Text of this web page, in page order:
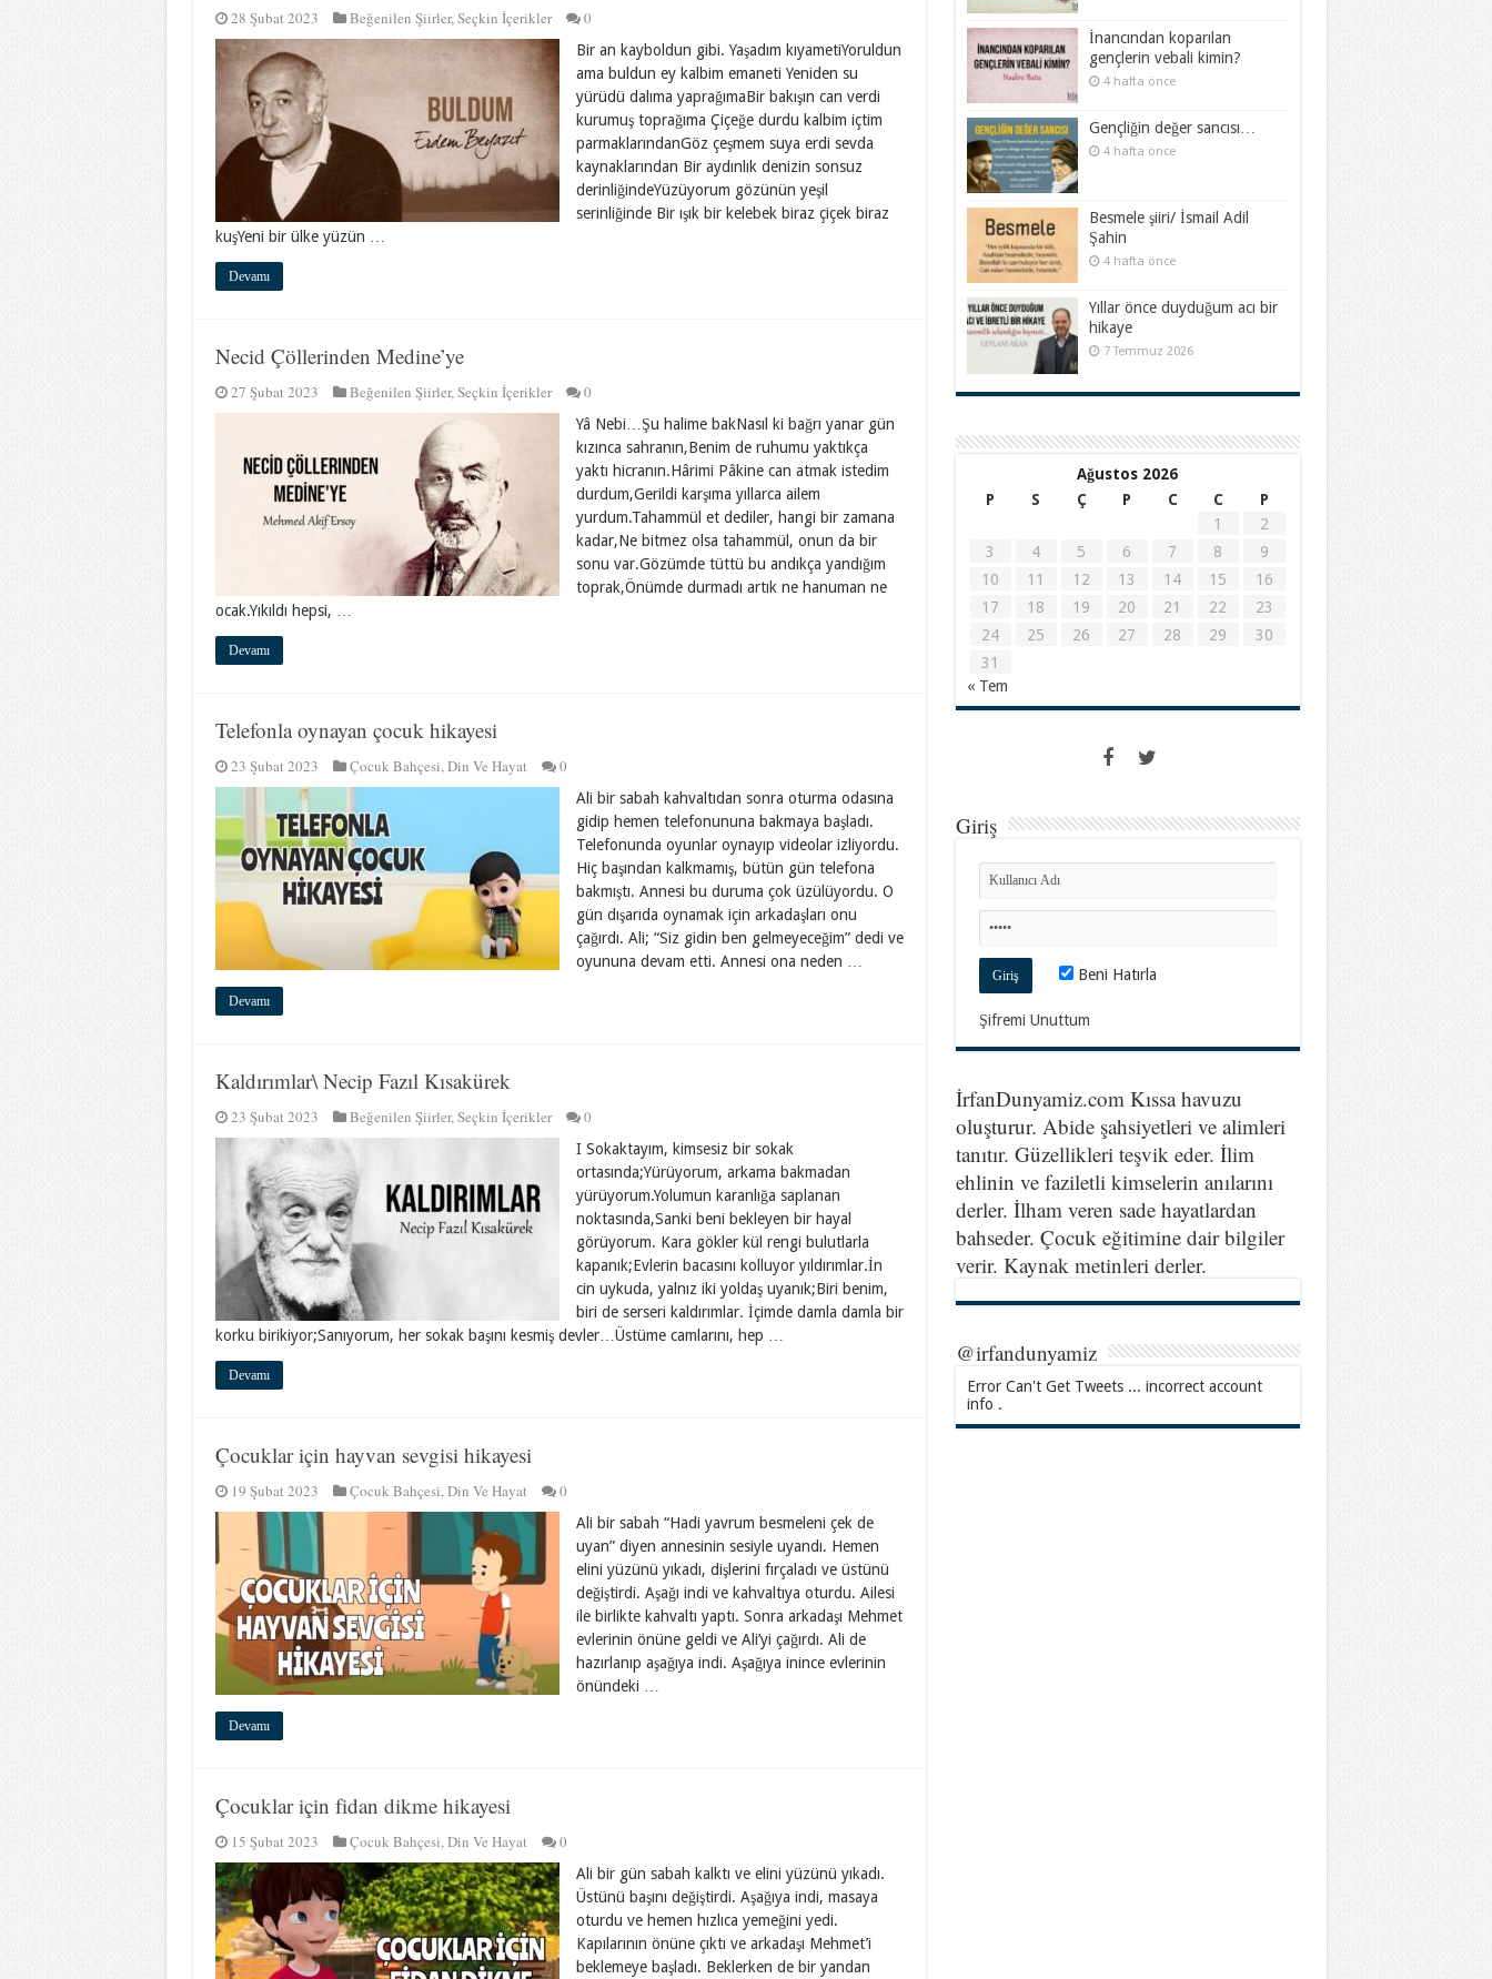
28 Şubat 2023 Beğenilen Şiirler,Seçkin İçerikler 0
Bir an kayboldun gibi. Yaşadım kıyametiYoruldun
ama buldun ey kalbim emaneti Yeniden su
yürüdü dalıma yaprağımaBir bakışın can verdi
kurumuş toprağıma Çiçeğe durdu kalbim içtim
parmaklarındanGöz çeşmem suya erdi sevda
kaynaklarından Bir aydınlık denizin sonsuz
derinliğindeYüzüyorum gözünün yeşil
serinliğinde Bir ışık bir kelebek biraz çiçek biraz
kuşYeni bir ülke yüzün …
Devamı
Necid Çöllerinden Medine’ye
27 Şubat 2023 Beğenilen Şiirler,Seçkin İçerikler 0
Yâ Nebi…Şu halime bakNasıl ki bağrı yanar gün
kızınca sahranın,Benim de ruhumu yaktıkça
yaktı hicranın.Hârimi Pâkine can atmak istedim
durdum,Gerildi karşıma yıllarca ailem
yurdum.Tahammül et dediler, hangi bir zamana
kadar,Ne bitmez olsa tahammül, onun da bir
sonu var.Gözümde tüttü bu andıkça yandığım
toprak,Önümde durmadı artık ne hanuman ne
ocak.Yıkıldı hepsi, …
Devamı
Telefonla oynayan çocuk hikayesi
23 Şubat 2023 Çocuk Bahçesi,Din Ve Hayat 0
Ali bir sabah kahvaltıdan sonra oturma odasına
gidip hemen telefonununa bakmaya başladı.
Telefonunda oyunlar oynayıp videolar izliyordu.
Hiç başından kalkmamış, bütün gün telefona
bakmıştı. Annesi bu duruma çok üzülüyordu. O
gün dışarıda oynamak için arkadaşları onu
çağırdı. Ali; “Siz gidin ben gelmeyeceğim” dedi ve
oyununa devam etti. Annesi ona neden …
Devamı
Kaldırımlar\ Necip Fazıl Kısakürek
23 Şubat 2023 Beğenilen Şiirler,Seçkin İçerikler 0
I Sokaktayım, kimsesiz bir sokak
ortasında;Yürüyorum, arkama bakmadan
yürüyorum.Yolumun karanlığa saplanan
noktasında,Sanki beni bekleyen bir hayal
görüyorum. Kara gökler kül rengi bulutlarla
kapanık;Evlerin bacasını kolluyor yıldırımlar.İn
cin uykuda, yalnız iki yoldaş uyanık;Biri benim,
biri de serseri kaldırımlar. İçimde damla damla bir
korku birikiyor;Sanıyorum, her sokak başını kesmiş devler…Üstüme camlarını, hep …
Devamı
Çocuklar için hayvan sevgisi hikayesi
19 Şubat 2023 Çocuk Bahçesi,Din Ve Hayat 0
Ali bir sabah “Hadi yavrum besmeleni çek de
uyan” diyen annesinin sesiyle uyandı. Hemen
elini yüzünü yıkadı, dişlerini fırçaladı ve üstünü
değiştirdi. Aşağı indi ve kahvaltıya oturdu. Ailesi
ile birlikte kahvaltı yaptı. Sonra arkadaşı Mehmet
evlerinin önüne geldi ve Ali’yi çağırdı. Ali de
hazırlanıp aşağıya indi. Aşağıya inince evlerinin
önündeki …
Devamı
Çocuklar için fidan dikme hikayesi
15 Şubat 2023 Çocuk Bahçesi,Din Ve Hayat 0
Ali bir gün sabah kalktı ve elini yüzünü yıkadı.
Üstünü başını değiştirdi. Aşağıya indi, masaya
oturdu ve hemen hızlıca yemeğini yedi.
Kapılarının önüne çıktı ve arkadaşı Mehmet’i
beklemeye başladı. Beklerken de bir yandan
İnancından koparılan
gençlerin vebali kimin?
4 hafta önce
Gençliğin değer sancısı…
4 hafta önce
Besmele şiiri/ İsmail Adil
Şahin
4 hafta önce
Yıllar önce duyduğum acı bir
hikaye
7 Temmuz 2026
Ağustos 2026
P
S Ç P C C
P
1
2
3
4 5 6 7 8
9
10
11 12 13 14 15
16
17
18 19 20 21 22
23
24
25 26 27 28 29
30
31
« Tem
Giriş
Beni Hatırla
Şifremi Unuttum
İrfanDunyamiz.com Kıssa havuzu
oluşturur. Abide şahsiyetleri ve alimleri
tanıtır. Güzellikleri teşvik eder. İlim
ehlinin ve faziletli kimselerin anılarını
derler. İlham veren sade hayatlardan
bahseder. Çocuk eğitimine dair bilgiler
verir. Kaynak metinleri derler.
@irfandunyamiz
Error Can't Get Tweets ... incorrect account
info .